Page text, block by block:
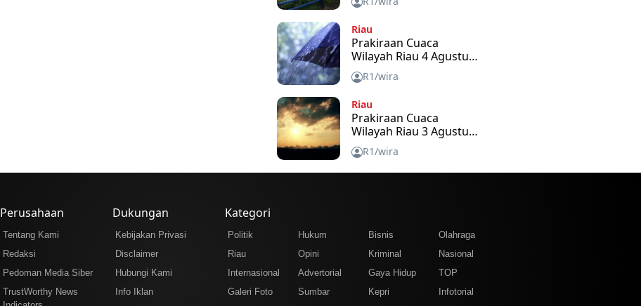
Riau
Prakiraan Cuaca
Wilayah Riau 4 Agustus
2026R1/wira
Riau
Prakiraan Cuaca
Wilayah Riau 3 Agustus
2026R1/wira
Perusahaan
Tentang Kami
Redaksi
Pedoman Media Siber
TrustWorthy News
Dukungan
Kebijakan Privasi
Disclaimer
Hubungi Kami
Info Iklan
Kategori
Politik Hukum Bisnis
Olahraga
Riau
Opini Kriminal
Nasional
Internasional
Advertorial Gaya Hidup
TOP
Galeri Foto
Sumbar Kepri Infotorial